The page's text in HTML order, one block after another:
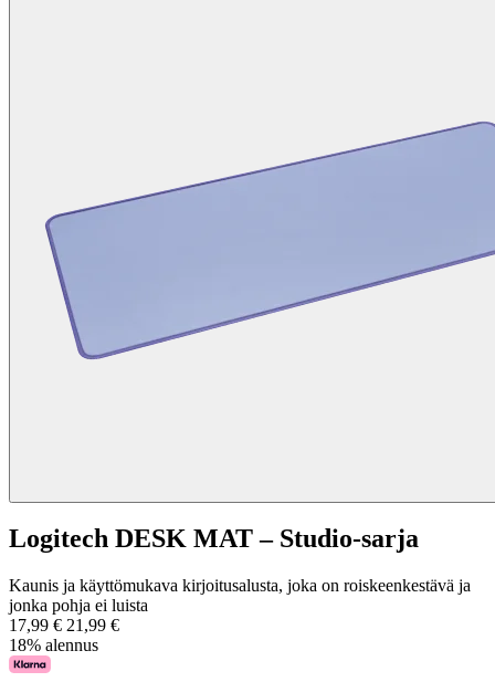
Logitech DESK MAT – Studio-sarja
Kaunis ja käyttömukava kirjoitusalusta, joka on roiskeenkestävä ja
jonka pohja ei luista
17,99 € 21,99 €
18% alennus